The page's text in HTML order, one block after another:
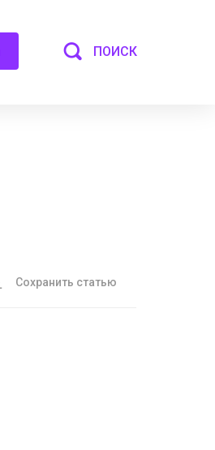
ПОИСК
Сохранить статью